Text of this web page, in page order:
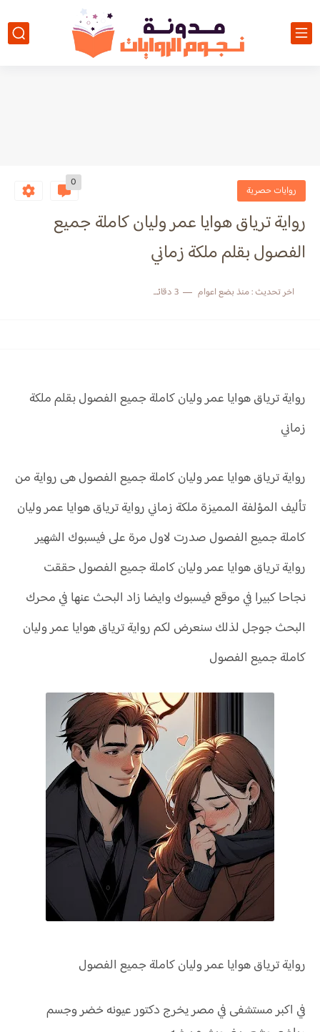
روايات حصرية
0
رواية ترياق هوايا عمر وليان كاملة جميع
الفصول بقلم ملكة زماني
اخر تحديث :منذ بضع اعوام 3 دقائق للقراءة
رواية ترياق هوايا عمر وليان كاملة جميع الفصول بقلم ملكة
زماني
رواية ترياق هوايا عمر وليان كاملة جميع الفصول هى رواية من
تأليف المؤلفة المميزة ملكة زماني رواية ترياق هوايا عمر وليان
كاملة جميع الفصول صدرت لاول مرة على فيسبوك الشهير
رواية ترياق هوايا عمر وليان كاملة جميع الفصول حققت
نجاحا كبيرا في موقع فيسبوك وايضا زاد البحث عنها في محرك
البحث جوجل لذلك سنعرض لكم رواية ترياق هوايا عمر وليان
كاملة جميع الفصول
روايةترياق هوايا عمر وليان كاملة جميع الفصول
في اكبر مستشفى في مصر يخرج دكتور عيونه خضر وجسم